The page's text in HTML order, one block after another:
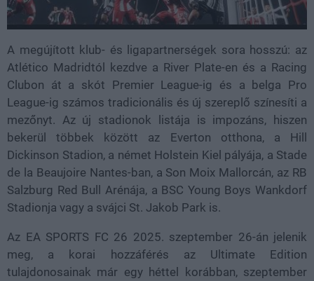
A megújított klub- és ligapartnerségek sora hosszú: az
Atlético Madridtól kezdve a River Plate-en és a Racing
Clubon át a skót Premier League-ig és a belga Pro
League-ig számos tradicionális és új szereplő színesíti a
mezőnyt. Az új stadionok listája is impozáns, hiszen
bekerül többek között az Everton otthona, a Hill
Dickinson Stadion, a német Holstein Kiel pályája, a Stade
de la Beaujoire Nantes-ban, a Son Moix Mallorcán, az RB
Salzburg Red Bull Arénája, a BSC Young Boys Wankdorf
Stadionja vagy a svájci St. Jakob Park is.
Az EA SPORTS FC 26 2025. szeptember 26-án jelenik
meg, a korai hozzáférés az Ultimate Edition
tulajdonosainak már egy héttel korábban, szeptember